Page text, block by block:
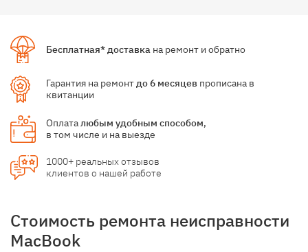
Бесплатная* доставка на ремонт и обратно
Гарантия на ремонтдо 6 месяцев прописана в
квитанции
Оплаталюбым удобным способом,
в том числе и на выезде
1000+ реальных отзывов
клиентов о нашей работе
Стоимость ремонта неисправности
MacBook